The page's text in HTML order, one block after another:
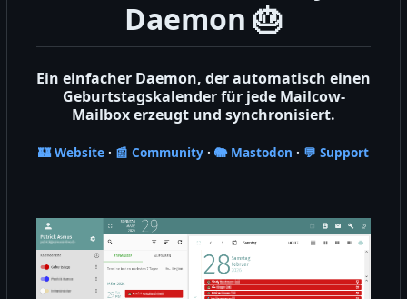
Daemon 🎂
Ein einfacher Daemon, der automatisch einen
Geburtstagskalender für jede Mailcow-
Mailbox erzeugt und synchronisiert.
🏰Website · 📰 Community · 🐘Mastodon · 💬 Support